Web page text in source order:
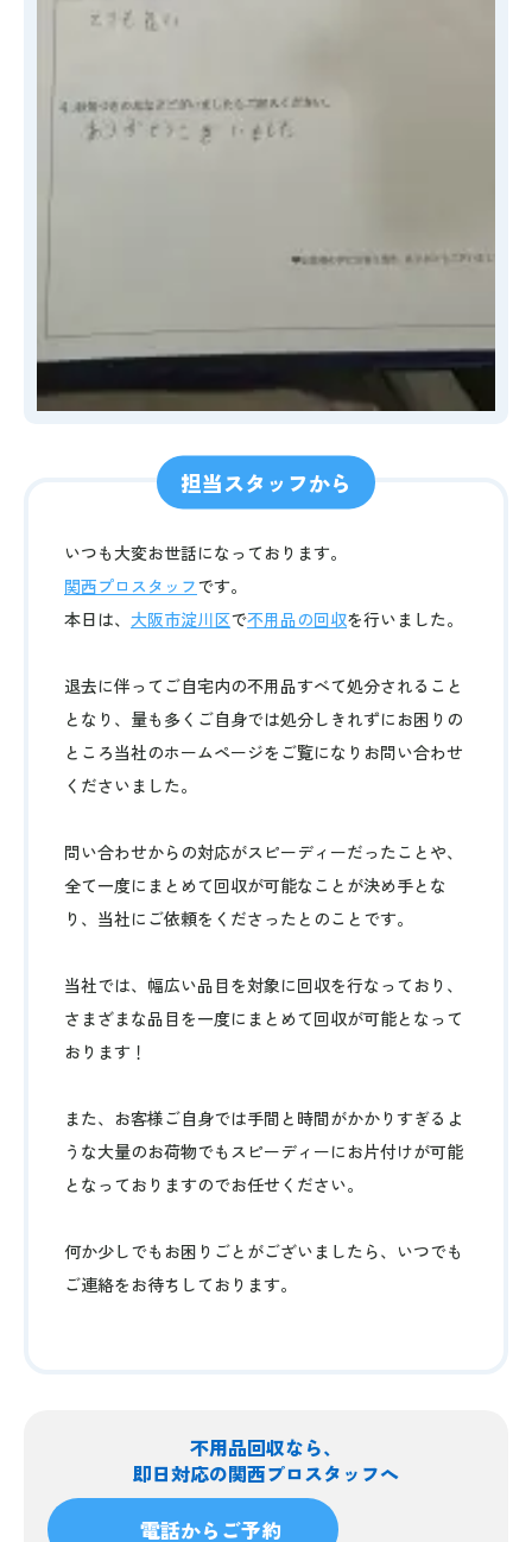
担当スタッフから
いつも大変お世話になっております。
関西プロスタッフです。
本日は、 大阪市淀川区で不用品の回収を行いました。
退去に伴ってご自宅内の不用品すべて処分されること
となり、量も多くご自身では処分しきれずにお困りの
ところ当社のホームページをご覧になりお問い合わせ
くださいました。
問い合わせからの対応がスピーディーだったことや、
全て一度にまとめて回収が可能なことが決め手とな
り、当社にご依頼をくださったとのことです。
当社では、幅広い品目を対象に回収を行なっており、
さまざまな品目を一度にまとめて回収が可能となって
おります！
また、お客様ご自身では手間と時間がかかりすぎるよ
うな大量のお荷物でもスピーディーにお片付けが可能
となっておりますのでお任せください。
何か少しでもお困りごとがございましたら、いつでも
ご連絡をお待ちしております。
不用品回収なら、
即日対応の関西プロスタッフへ
電話からご予約